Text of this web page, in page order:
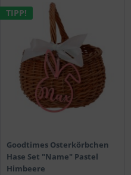
TIPP!
Goodtimes Osterkörbchen
Hase Set "Name" Pastel
Himbeere